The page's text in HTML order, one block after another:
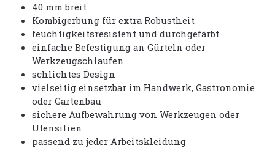
40 mm breit
Kombigerbung für extra Robustheit
feuchtigkeitsresistent und durchgefärbt
einfache Befestigung an Gürteln oder
Werkzeugschlaufen
schlichtes Design
vielseitig einsetzbar im Handwerk, Gastronomie
oder Gartenbau
sichere Aufbewahrung von Werkzeugen oder
Utensilien
passend zu jeder Arbeitskleidung